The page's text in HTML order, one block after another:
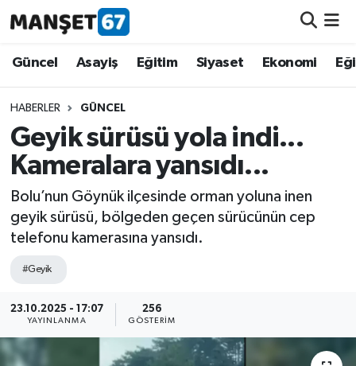
Güncel Asayiş Eğitim Siyaset Ekonomi
HABERLER GÜNCEL
Geyik sürüsü yola indi...
Kameralara yansıdı...
Bolu’nun Göynük ilçesinde orman yoluna inen
geyik sürüsü, bölgeden geçen sürücünün cep
telefonu kamerasına yansıdı.
#Geyik
23.10.2025 - 17:07
YAYINLANMA
256
GÖSTERIM
Güncel
Asayiş
Siyaset
Eğitim
Ekonomi
Kültür-Sanat